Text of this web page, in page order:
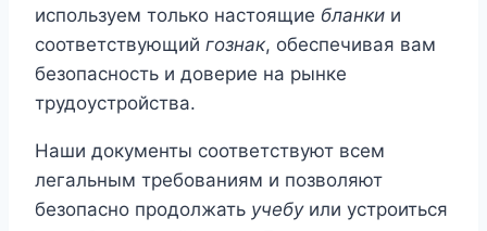
используем только настоящие бланки и
соответствующий гознак, обеспечивая вам
безопасность и доверие на рынке
трудоустройства.
Наши документы соответствуют всем
легальным требованиям и позволяют
безопасно продолжать учебуили устроиться